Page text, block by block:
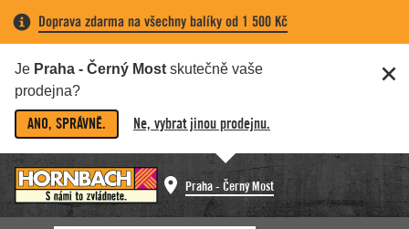
Doprava zdarma na všechny balíky od 1 500 Kč
Je Praha - Černý Most skutečně vaše
prodejna?
ANO, SPRÁVNĚ. Ne, vybrat jinou prodejnu.
Praha - Černý Most